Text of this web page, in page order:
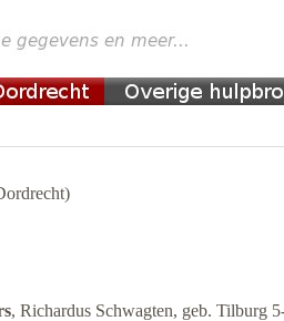
, Richardus Schwagten, geb. Tilburg